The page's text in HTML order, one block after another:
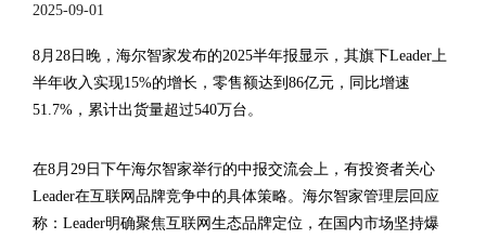
2025-09-01
8月28日晚，海尔智家发布的2025半年报显示，其旗下Leader上
半年收入实现15%的增长，零售额达到86亿元，同比增速
51.7%，累计出货量超过540万台。
在8月29日下午海尔智家举行的中报交流会上，有投资者关心
Leader在互联网品牌竞争中的具体策略。海尔智家管理层回应
称：Leader明确聚焦互联网生态品牌定位，在国内市场坚持爆